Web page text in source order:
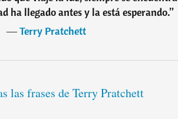
ha llegado antes y la está esperando.”
―Terry Pratchett
las frases de Terry Pratchett